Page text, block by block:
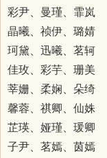
彩尹、曼瑾、霏岚
晶曦、祯伊、璐婧
珂黛、迅曦、茗轲
佳玫、彩芋、珊美
莘姗、柔娴、朵绮
馨蓉、祺卿、仙姝
芷瑛、娅瑾、瑗卿
子尹、茗嫣、茵嫣